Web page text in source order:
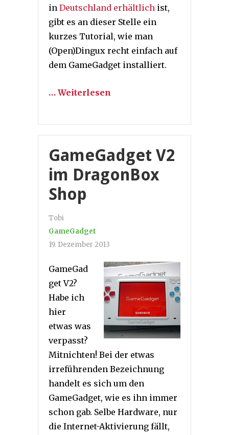
in Deutschland erhältlich ist,
gibt es an dieser Stelle ein
kurzes Tutorial, wie man
(Open)Dingux recht einfach auf
dem GameGadget installiert.
… Weiterlesen
GameGadget V2
im DragonBox
Shop
Tobi
GameGadget
19. Dezember 2013
GameGad
get V2?
Habe ich
hier
etwas was
verpasst?
Mitnichten! Bei der etwas
irreführenden Bezeichnung
handelt es sich um den
GameGadget, wie es ihn immer
schon gab. Selbe Hardware, nur
die Internet-Aktivierung fällt,